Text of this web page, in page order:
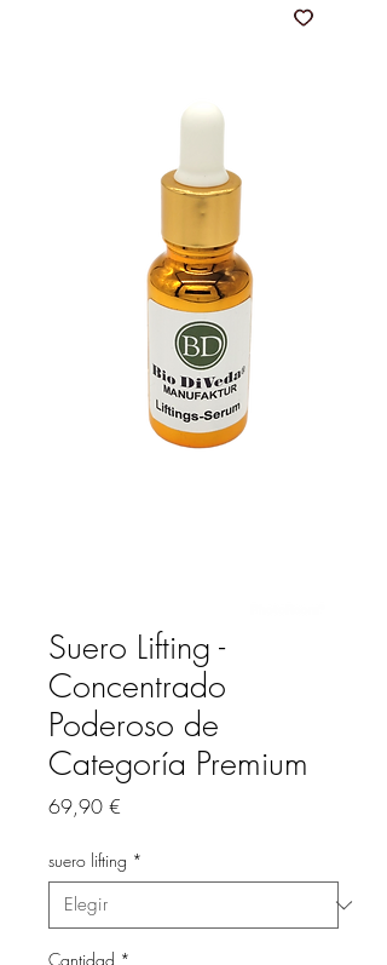
Suero Lifting -
Concentrado
Poderoso de
Categoría Premium
69,90 €
suero lifting *
Cantidad *